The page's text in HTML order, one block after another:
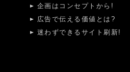
企画はコンセプトから!
広告で伝える価値とは?
迷わずできるサイト刷新!